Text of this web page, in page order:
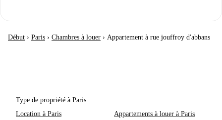
Début › Paris › Chambres à louer › Appartement à rue jouffroy d'abbans
Type de propriété à Paris
Location à Paris
Appartements à louer à Paris